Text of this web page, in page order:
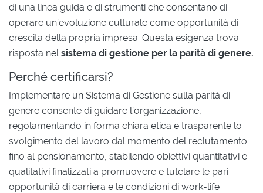
di una linea guida e di strumenti che consentano di
operare un’evoluzione culturale come opportunità di
crescita della propria impresa. Questa esigenza trova
risposta nelsistema di gestione per la parità di genere.
Perché certificarsi?
Implementare un Sistema di Gestione sulla parità di
genere consente di guidare l’organizzazione,
regolamentando in forma chiara etica e trasparente lo
svolgimento del lavoro dal momento del reclutamento
fino al pensionamento, stabilendo obiettivi quantitativi e
qualitativi finalizzati a promuovere e tutelare le pari
opportunità di carriera e le condizioni di work-life